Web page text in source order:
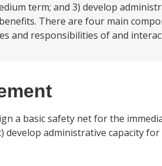
term; and 3) develop
There are four main
and responsibilities of and
a basic safety net for the
develop administrative capacity